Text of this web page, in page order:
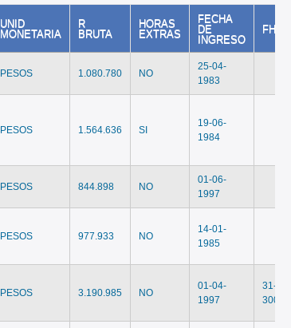
UNID
MONETARIA
R
BRUTA
HORAS
EXTRAS
FECHA
DE
INGRESO
PESOS 1.080.780 NO
25-04-
1983
PESOS 1.564.636 SI
19-06-
1984
PESOS 844.898 NO
01-06-
1997
PESOS 977.933 NO
14-01-
1985
PESOS 3.190.985 NO
01-04-
1997
31-12-
3000